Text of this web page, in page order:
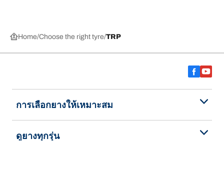
Home Choose the right tyre TRP
การเลือกยางให้เหมาะสม
ดูยางทุกรุ่น